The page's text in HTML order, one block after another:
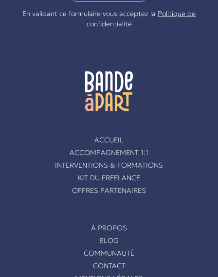
En validant ce formulaire vous acceptez la Politique de
confidentialité
ACCUEIL
ACCOMPAGNEMENT 1:1
INTERVENTIONS & FORMATIONS
KIT DU FREELANCE
OFFRES PARTENAIRES
À PROPOS
BLOG
COMMUNAUTÉ
CONTACT